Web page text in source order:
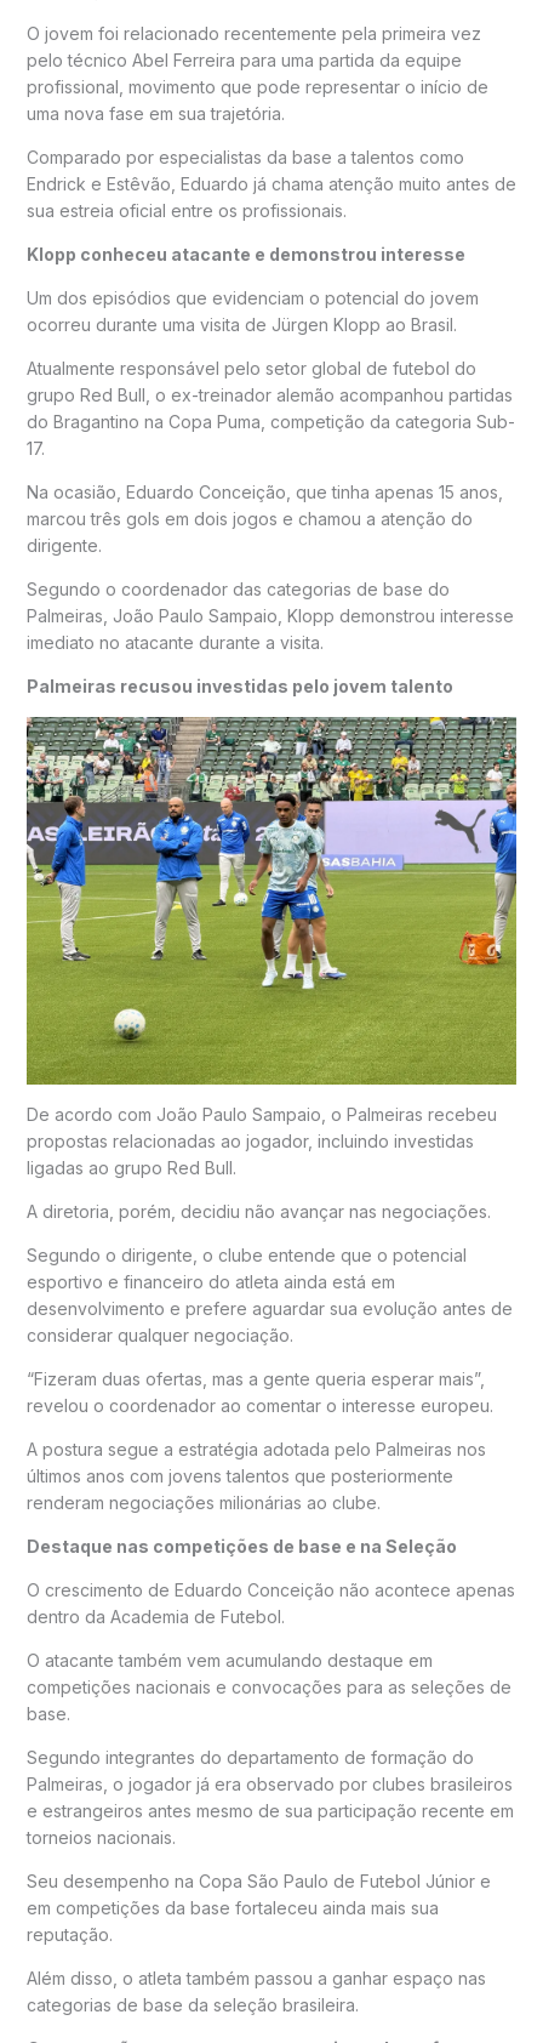
O jovem foi relacionado recentemente pela primeira vez
pelo técnico Abel Ferreira para uma partida da equipe
profissional, movimento que pode representar o início de
uma nova fase em sua trajetória.
Comparado por especialistas da base a talentos como
Endrick e Estêvão , Eduardo já chama atenção muito antes de
sua estreia oficial entre os profissionais.
Klopp conheceu atacante e demonstrou interesse
Um dos episódios que evidenciam o potencial do jovem
ocorreu durante uma visita de Jürgen Klopp ao Brasil.
Atualmente responsável pelo setor global de futebol do
grupo Red Bull, o ex-treinador alemão acompanhou partidas
do Bragantino na Copa Puma, competição da categoria Sub-
17.
Na ocasião, Eduardo Conceição, que tinha apenas 15 anos,
marcou três gols em dois jogos e chamou a atenção do
dirigente.
Segundo o coordenador das categorias de base do
Palmeiras, João Paulo Sampaio , Klopp demonstrou interesse
imediato no atacante durante a visita.
Palmeiras recusou investidas pelo jovem talento
De acordo com João Paulo Sampaio, o Palmeiras recebeu
propostas relacionadas ao jogador, incluindo investidas
ligadas ao grupo Red Bull.
A diretoria, porém, decidiu não avançar nas negociações.
Segundo o dirigente, o clube entende que o potencial
esportivo e financeiro do atleta ainda está em
desenvolvimento e prefere aguardar sua evolução antes de
considerar qualquer negociação.
“Fizeram duas ofertas, mas a gente queria esperar mais”,
revelou o coordenador ao comentar o interesse europeu.
A postura segue a estratégia adotada pelo Palmeiras nos
últimos anos com jovens talentos que posteriormente
renderam negociações milionárias ao clube.
Destaque nas competições de base e na Seleção
O crescimento de Eduardo Conceição não acontece apenas
dentro da Academia de Futebol.
O atacante também vem acumulando destaque em
competições nacionais e convocações para as seleções de
base.
Segundo integrantes do departamento de formação do
Palmeiras, o jogador já era observado por clubes brasileiros
e estrangeiros antes mesmo de sua participação recente em
torneios nacionais.
Seu desempenho na Copa São Paulo de Futebol Júnior e
em competições da base fortaleceu ainda mais sua
reputação.
Além disso, o atleta também passou a ganhar espaço nas
categorias de base da seleção brasileira.